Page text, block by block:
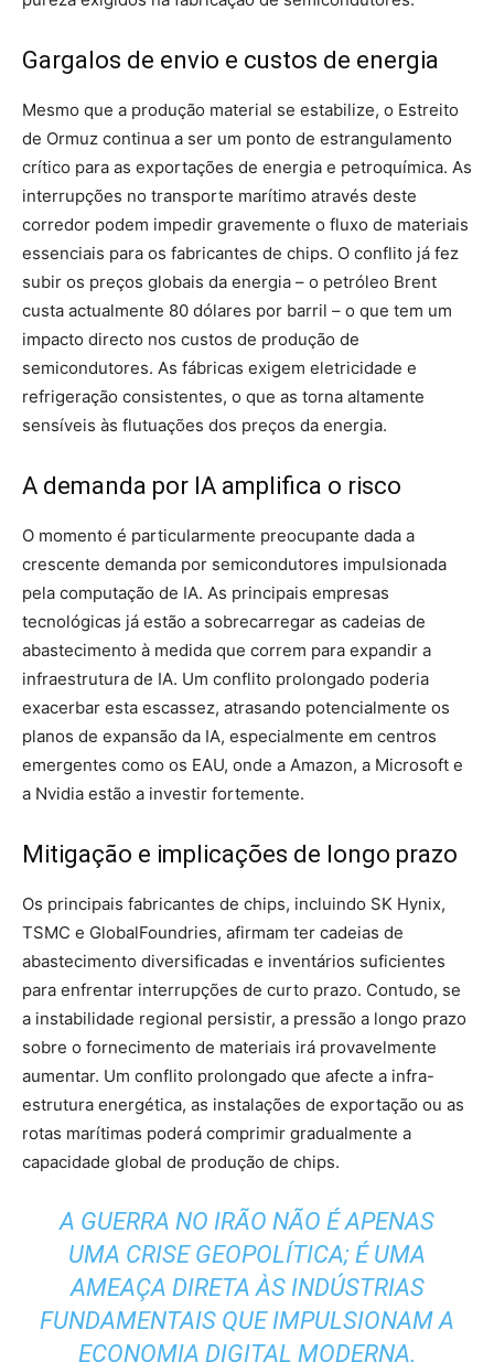
Gargalos de envio e custos de energia
Mesmo que a produção material se estabilize, o Estreito
de Ormuz continua a ser um ponto de estrangulamento
crítico para as exportações de energia e petroquímica. As
interrupções no transporte marítimo através deste
corredor podem impedir gravemente o fluxo de materiais
essenciais para os fabricantes de chips. O conflito já fez
subir os preços globais da energia – o petróleo Brent
custa actualmente 80 dólares por barril – o que tem um
impacto directo nos custos de produção de
semicondutores. As fábricas exigem eletricidade e
refrigeração consistentes, o que as torna altamente
sensíveis às flutuações dos preços da energia.
A demanda por IA amplifica o risco
O momento é particularmente preocupante dada a
crescente demanda por semicondutores impulsionada
pela computação de IA. As principais empresas
tecnológicas já estão a sobrecarregar as cadeias de
abastecimento à medida que correm para expandir a
infraestrutura de IA. Um conflito prolongado poderia
exacerbar esta escassez, atrasando potencialmente os
planos de expansão da IA, especialmente em centros
emergentes como os EAU, onde a Amazon, a Microsoft e
a Nvidia estão a investir fortemente.
Mitigação e implicações de longo prazo
Os principais fabricantes de chips, incluindo SK Hynix,
TSMC e GlobalFoundries, afirmam ter cadeias de
abastecimento diversificadas e inventários suficientes
para enfrentar interrupções de curto prazo. Contudo, se
a instabilidade regional persistir, a pressão a longo prazo
sobre o fornecimento de materiais irá provavelmente
aumentar. Um conflito prolongado que afecte a infra-
estrutura energética, as instalações de exportação ou as
rotas marítimas poderá comprimir gradualmente a
capacidade global de produção de chips.
A GUERRA NO IRÃO NÃO É APENAS
UMA CRISE GEOPOLÍTICA; É UMA
AMEAÇA DIRETA ÀS INDÚSTRIAS
FUNDAMENTAIS QUE IMPULSIONAM A
ECONOMIA DIGITAL MODERNA.